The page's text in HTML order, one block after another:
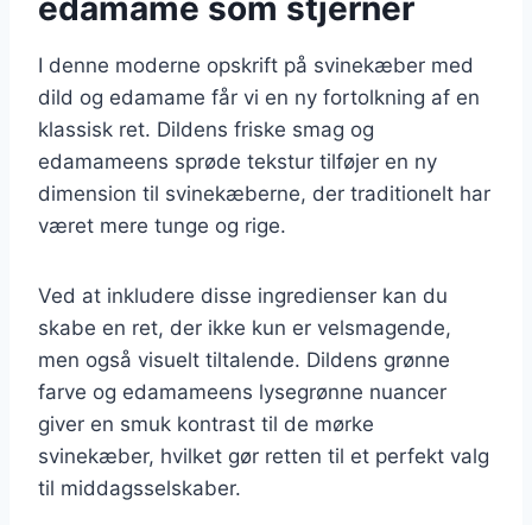
I denne moderne opskrift på svinekæber med
dild og edamame får vi en ny fortolkning af en
klassisk ret. Dildens friske smag og
edamameens sprøde tekstur tilføjer en ny
dimension til svinekæberne, der traditionelt har
været mere tunge og rige.
Ved at inkludere disse ingredienser kan du
skabe en ret, der ikke kun er velsmagende,
men også visuelt tiltalende. Dildens grønne
farve og edamameens lysegrønne nuancer
giver en smuk kontrast til de mørke
svinekæber, hvilket gør retten til et perfekt valg
til middagsselskaber.